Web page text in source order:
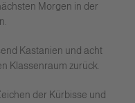
Morgen in der
Kastanien und acht
Klassenraum zurück.
der Kürbisse und